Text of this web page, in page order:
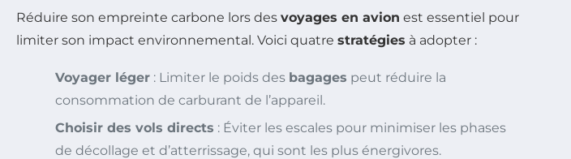
Réduire son empreinte carbone lors des voyages en avion est essentiel pour
limiter son impact environnemental. Voici quatre stratégies à adopter :
Voyager léger : Limiter le poids des bagages peut réduire la
consommation de carburant de l’appareil.
Choisir des vols directs : Éviter les escales pour minimiser les phases
de décollage et d’atterrissage, qui sont les plus énergivores.